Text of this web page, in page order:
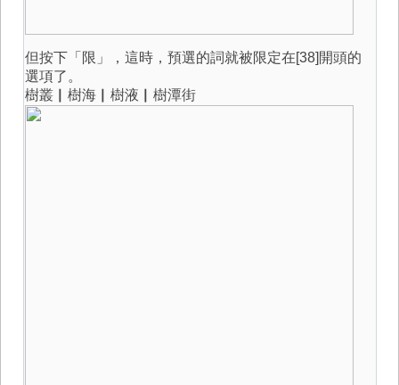
但按下「限」，這時，預選的詞就被限定在[38]開頭的
選項了。
樹叢▏樹海▏樹液▏樹潭街